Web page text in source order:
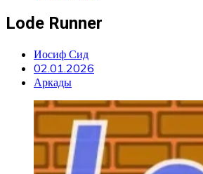
Lode Runner
Иосиф Сид
02.01.2026
Аркады